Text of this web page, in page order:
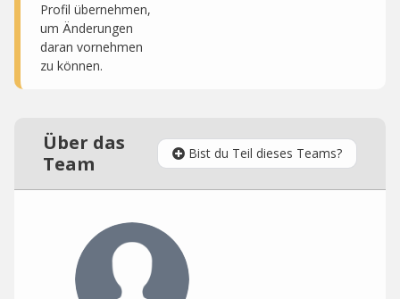
Profil übernehmen,
um Änderungen
daran vornehmen
zu können.
Über das
Team
Bist du Teil dieses Teams?